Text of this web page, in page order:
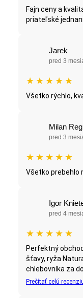
Fajn ceny a
priateľské
Jarek
pred 3
★ ★ ★ ★ ★
Všetko rýchlo,
Milan
pred 3
★ ★ ★ ★ ★
Všetko prebehlo
Igor
pred 4
★ ★ ★ ★ ★
Perfektný
šťavy, ryža
chlebovníka za
Prečítať celú